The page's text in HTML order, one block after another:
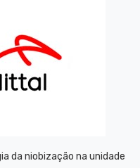
da niobização na unidade